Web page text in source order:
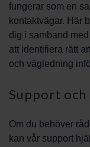
fungerar som en
kontaktvägar. Här
dig i samband
att identifiera rätt
och vägledning
Support
Om du behöver
kan vår support